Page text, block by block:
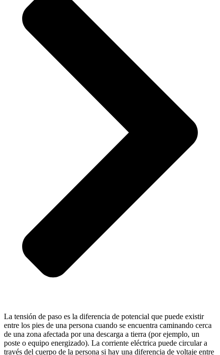
La tensión de paso es la diferencia de potencial que puede existir
entre los pies de una persona cuando se encuentra caminando cerca
de una zona afectada por una descarga a tierra (por ejemplo, un
poste o equipo energizado). La corriente eléctrica puede circular a
través del cuerpo de la persona si hay una diferencia de voltaje entre